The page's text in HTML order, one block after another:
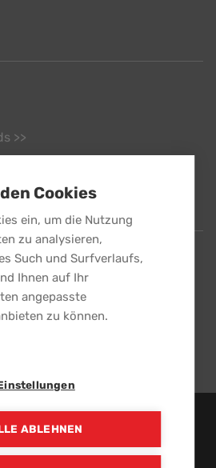
Cookies
ein, um die Nutzung
zu analysieren,
Such und Surfverlaufs,
Ihnen auf Ihr
angepasste
zu können.
ABLEHNEN
>>
der